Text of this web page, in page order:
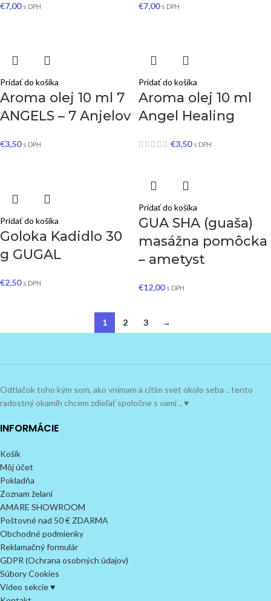
€7,00 s DPH €7,00 s DPH
Pridať do košíka
Aroma olej 10 ml 7
ANGELS – 7 Anjelov
€3,50 s DPH
Pridať do košíka
Aroma olej 10 ml
Angel Healing
€3,50 s DPH
Pridať do košíka
Goloka Kadidlo 30
g GUGAL
€2,50 s DPH
Pridať do košíka
GUA SHA (guaša)
masážna pomôcka
– ametyst
€12,00 s DPH
1 2 3 →
Odtlačok toho kým som, ako vnímam a cítim svet okolo seba .. tento
radostný okamih chcem zdieľať spoločne s vami .. ♥
INFORMÁCIE
Košík
Môj účet
Pokladňa
Zoznam želaní
AMARE SHOWROOM
Poštovné nad 50 € ZDARMA
Obchodné podmienky
Reklamačný formulár
GDPR (Ochrana osobných údajov)
Súbory Cookies
Video sekcie ♥